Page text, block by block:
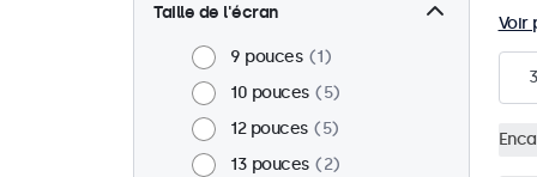
Taille de l'écran
9 pouces
1
10 pouces
5
12 pouces
5
13 pouces
2
Voir
3